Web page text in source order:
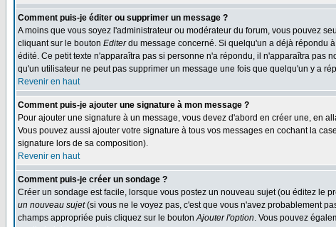
Comment puis-je éditer ou supprimer un message ?
A moins que vous soyez l'administrateur ou modérateur du forum, vous pouvez
cliquant sur le bouton Editerdu message concerné. Si quelqu'un a déjà répondu
édité. Ce petit texte n'apparaîtra pas si personne n'a répondu, il n'apparaîtra pas
qu'un utilisateur ne peut pas supprimer un message une fois que quelqu'un y a
Revenir en haut
Comment puis-je ajouter une signature à mon message ?
Pour ajouter une signature à un message, vous devez d'abord en créer une, en
Vous pouvez aussi ajouter votre signature à tous vos messages en cochant la
signature lors de sa composition).
Revenir en haut
Comment puis-je créer un sondage ?
Créer un sondage est facile, lorsque vous postez un nouveau sujet (ou éditez le
un nouveau sujet(si vous ne le voyez pas, c'est que vous n'avez probablement
champs appropriée puis cliquez sur le boutonAjouter l'option. Vous pouvez